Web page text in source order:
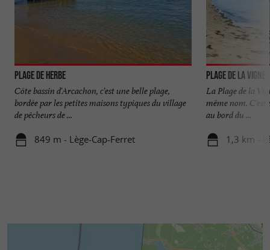
Plage de Herbe
Côte bassin d'Arcachon, c'est une belle plage,
bordée par les petites maisons typiques du village
de pêcheurs de ...
849 m - Lège-Cap-Ferret
Plage de la Vigne
La Plage de la
même nom.
au bord du ...
1,3 km -